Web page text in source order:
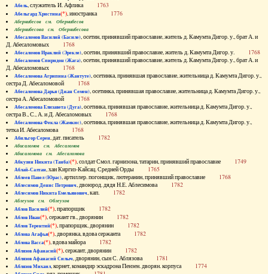
Абель, служитель И. Афлика 1763
Абельгард Христина(*), иностранка 1776
Абернибесов см. Обернибесов
Абернибесова см. Обернибесова
Абесаломов Василий (Басиле), осетин, принявший православие, житель д. Камумта Дигор. у., брат А. и
Д. Абесаломовых 1768
Абесаломов Ираклий (Эрекле), осетин, принявший православие, житель д. Камумта Дигор. у. 1768
Абесаломов Спиридон (Жага), осетин, принявший православие, житель д. Камумта Дигор. у., брат А. и
Д. Абесаломовых 1768
Абесаломова Агрипина (Жантуте), осетинка, принявшая православие, жительница д. Камумта Дигор. у.,
сестра Д. Абесаломовой 1768
Абесаломова Дарья (Джан Семен), осетинка, принявшая православие, жительница д. Камумта Дигор. у.,
сестра А. Абесаломовой 1768
Абесаломова Елизавета (Дуга), осетинка, принявшая православие, жительница д. Камумта Дигор. у.,
сестра В., С., А. и Д. Абесаломовых 1768
Абесаломова Фекла (Жамкис), осетинка, принявшая православие, жительница д. Камумта Дигор. у.,
тетка И. Абесаломова 1768
Абильгор Серен, дат. писатель 1782
Абисаломов см. Абесаломов
Абисаломова см. Абесаломова
Абкузин Никита (Танба)(*), солдат Смол. гарнизона, татарин, принявший православие 1749
Аблай-Салтан, хан Киргиз-Кайсац. Средней Орды 1765
Аблеев Павел (Юрас), артиллер. погонщик, лютеранин, принявший православие 1768
Аблесимов Денис Петрович, двоюрод. дядя Н.Е. Аблесимова 1782
Аблесимов Никита Емельянович, кап. 1782
Аблеухов см. Облеухов
Аблов Василий(*), прапорщик 1782
Аблов Иван(*), сержант гв., дворянин 1782
Аблов Терентий(*), прапорщик, дворянин 1782
Аблова Агафья(*), дворянка, вдова сержанта 1782
Аблова Васса(*), вдова майора 1782
Аблязов Афанасий(*), сержант, дворянин 1782
Аблязов Афанасий Силыч, дворянин, сын С. Аблязова 1781
Аблязов Михаил, корнет, командир эскадрона Пензен. дворян. корпуса 1774